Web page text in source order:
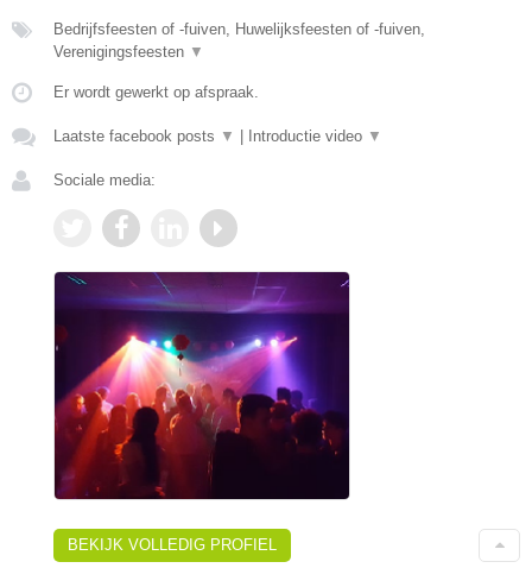
Bedrijfsfeesten of -fuiven, Huwelijksfeesten of -fuiven,
Verenigingsfeesten ▼
Er wordt gewerkt op afspraak.
Laatste facebook posts ▼ Introductie video ▼
Sociale media:
BEKIJK VOLLEDIG PROFIEL